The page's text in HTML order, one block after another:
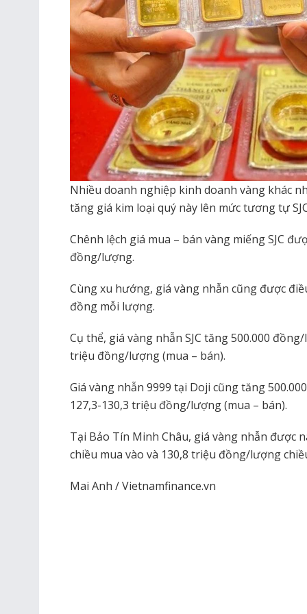
Nhiều doanh nghiệp kinh doanh vàng khác
tăng giá kim loại quý này lên mức tương tự
Chênh lệch giá mua – bán vàng miếng SJC
đồng/lượng.
Cùng xu hướng, giá vàng nhẫn cũng được
đồng mỗi lượng.
Cụ thể, giá vàng nhẫn SJC tăng 500.000
triệu đồng/lượng (mua – bán).
Giá vàng nhẫn 9999 tại Doji cũng tăng
127,3-130,3 triệu đồng/lượng (mua – bán).
Tại Bảo Tín Minh Châu, giá vàng nhẫn được
chiều mua vào và 130,8 triệu đồng/lượng
Mai Anh / Vietnamfinance.vn